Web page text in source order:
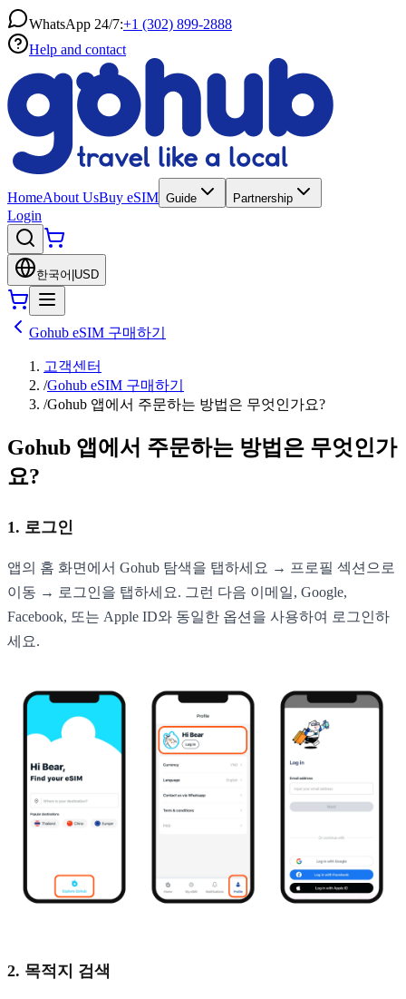
WhatsApp 24/7:+1 (302) 899-2888
Help and contact
HomeAbout UsBuy eSIM Guide Partnership
Login
한국어 USD
Gohub eSIM 구매하기
고객센터
/Gohub eSIM 구매하기
/Gohub 앱에서 주문하는 방법은 무엇인가요?
Gohub 앱에서 주문하는 방법은 무엇인가
요?
1. 로그인
앱의 홈 화면에서 Gohub 탐색을 탭하세요 → 프로필 섹션으로
이동 → 로그인을 탭하세요. 그런 다음 이메일, Google,
Facebook, 또는 Apple ID와 동일한 옵션을 사용하여 로그인하
세요.
2. 목적지 검색